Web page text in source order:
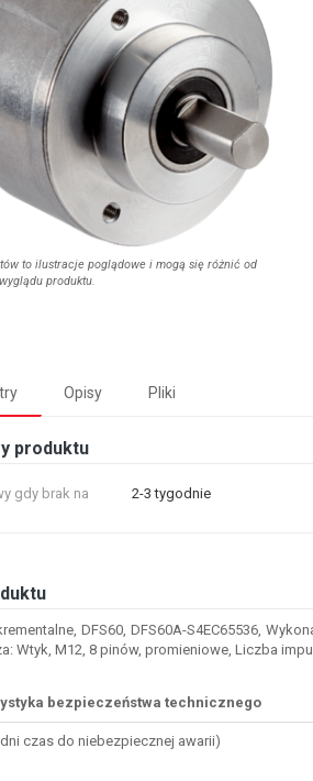
to ilustracje poglądowe i mogą się różnić od
produktu.
Opisy Pliki
produktu
gdy brak na
2-3 tygodnie
DFS60, DFS60A-S4EC65536,
Wtyk, M12, 8 pinów, promieniowe, Liczba
bezpieczeństwa technicznego
czas do niebezpiecznej awarii)